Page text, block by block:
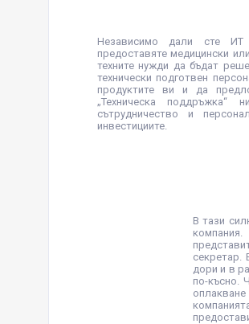
Независимо дали сте ИТ
предоставяте медицински
техните нужди да бъдат
технически подготвен
продуктите ви и да
„Техническа
сътрудничество и
инвестициите.
В тази
секретар.
дори и в
по-късно.